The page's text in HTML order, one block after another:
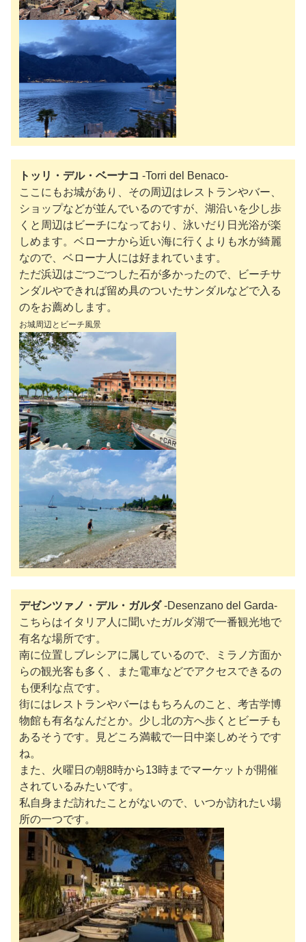
トッリ・デル・ベーナコ -Torri del Benaco-
ここにもお城があり、その周辺はレストランやバー、
ショップなどが並んでいるのですが、湖沿いを少し歩
くと周辺はビーチになっており、泳いだり日光浴が楽
しめます。ベローナから近い海に行くよりも水が綺麗
なので、ベローナ人には好まれています。
ただ浜辺はごつごつした石が多かったので、ビーチサ
ンダルやできれば留め具のついたサンダルなどで入る
のをお薦めします。
お城周辺とビーチ風景
デゼンツァノ・デル・ガルダ-Desenzano del Garda-
こちらはイタリア人に聞いたガルダ湖で一番観光地で
有名な場所です。
南に位置しブレシアに属しているので、ミラノ方面か
らの観光客も多く、また電車などでアクセスできるの
も便利な点です。
街にはレストランやバーはもちろんのこと、考古学博
物館も有名なんだとか。少し北の方へ歩くとビーチも
あるそうです。見どころ満載で一日中楽しめそうです
ね。
また、火曜日の朝8時から13時までマーケットが開催
されているみたいです。
私自身まだ訪れたことがないので、いつか訪れたい場
所の一つです。